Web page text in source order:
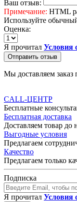
Ваш отзыв:
Примечание: HTML
Используйте
Оценка:
Я прочитал Условия
Отправить отзыв
Мы доставляем заказ
CALL-ЦЕНТР
Бесплатные
Бесплатная доставка
Доставляем товар
Выгодные условия
Предлагаем
Качество
Предлагаем только
Подписка
Я прочитал Условия